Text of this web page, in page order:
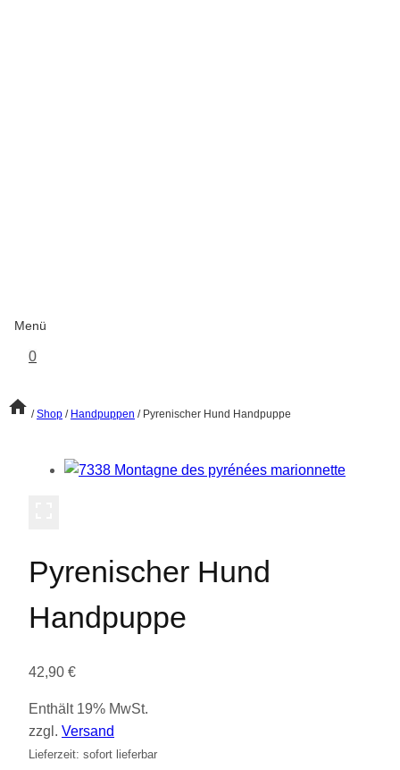
Menü
0
/ Shop / Handpuppen / Pyrenischer Hund Handpuppe
Pyrenischer Hund
Handpuppe
42,90 €
Enthält 19% MwSt.
zzgl. Versand
Lieferzeit: sofort lieferbar